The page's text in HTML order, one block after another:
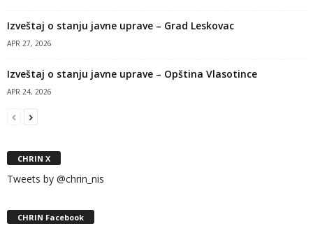
Izveštaj o stanju javne uprave – Grad Leskovac
APR 27, 2026
Izveštaj o stanju javne uprave – Opština Vlasotince
APR 24, 2026
CHRIN X
Tweets by @chrin_nis
CHRIN Facebook